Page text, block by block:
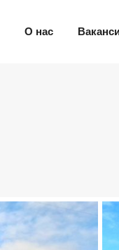
О нас